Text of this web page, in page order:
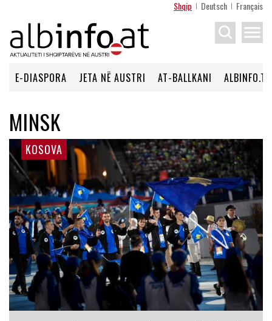
Shqip Deutsch Français
menu
E-DIASPORA JETA NË AUSTRI AT-BALLKANI ALBINFO.TV
MINSK
KOSOVA